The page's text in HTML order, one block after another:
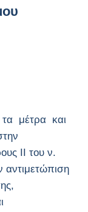
τα μέτρα και
II του ν.
αντιμετώπιση